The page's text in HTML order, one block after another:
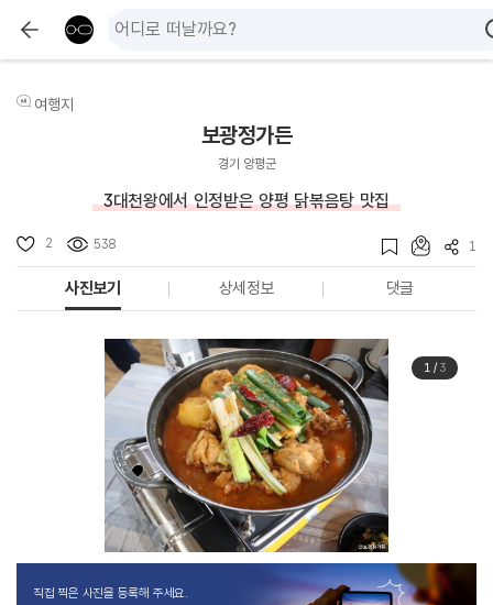
여행지
보광정가든
경기 양평군
3대천왕에서 인정받은 양평 닭볶음탕 맛집
2 538 1
사진보기 상세정보 댓글
1/ 3
직접 찍은 사진을 등록해 주세요.